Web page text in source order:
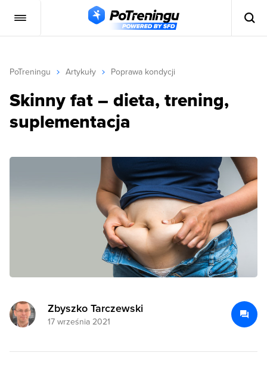
PoTreningu Artykuły Poprawa kondycji
Skinny fat – dieta, trening,
suplementacja
Zbyszko Tarczewski
17 września 2021